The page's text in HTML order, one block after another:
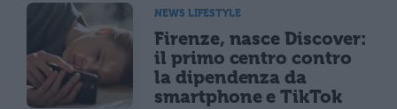
NEWS LIFESTYLE
Firenze, nasce Discover:
il primo centro contro
la dipendenza da
smartphone e TikTok